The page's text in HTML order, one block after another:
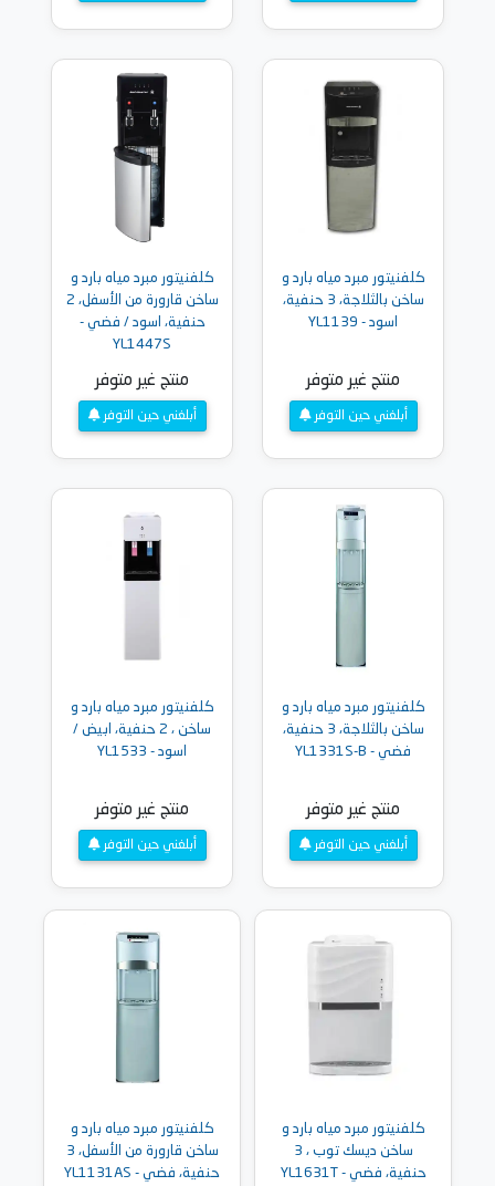
كلفنيتور مبرد مياه بارد و
ساخن بالثلاجة، 3 حنفية،
اسود - YL1139
منتج غير متوفر
أبلغني حين التوفر
كلفنيتور مبرد مياه بارد و
ساخن قارورة من الأسفل، 2
حنفية، اسود / فضي -
YL1447S
منتج غير متوفر
أبلغني حين التوفر
كلفنيتور مبرد مياه بارد و
ساخن بالثلاجة، 3 حنفية،
فضي - YL1331S-B
منتج غير متوفر
أبلغني حين التوفر
كلفنيتور مبرد مياه بارد و
ساخن ، 2 حنفية، ابيض /
اسود - YL1533
منتج غير متوفر
أبلغني حين التوفر
كلفنيتور مبرد مياه بارد و
ساخن ديسك توب ، 3
حنفية، فضي - YL1631T
كلفنيتور مبرد مياه بارد و
ساخن قارورة من الأسفل، 3
حنفية، فضي - YL1131AS